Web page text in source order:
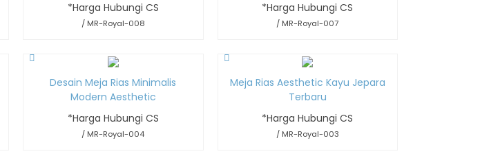
*Harga Hubungi CS
/ MR-Royal-008
*Harga Hubungi CS
/ MR-Royal-007
Desain Meja Rias Minimalis
Modern Aesthetic
*Harga Hubungi CS
/ MR-Royal-004
Meja Rias Aesthetic Kayu Jepara
Terbaru
*Harga Hubungi CS
/ MR-Royal-003